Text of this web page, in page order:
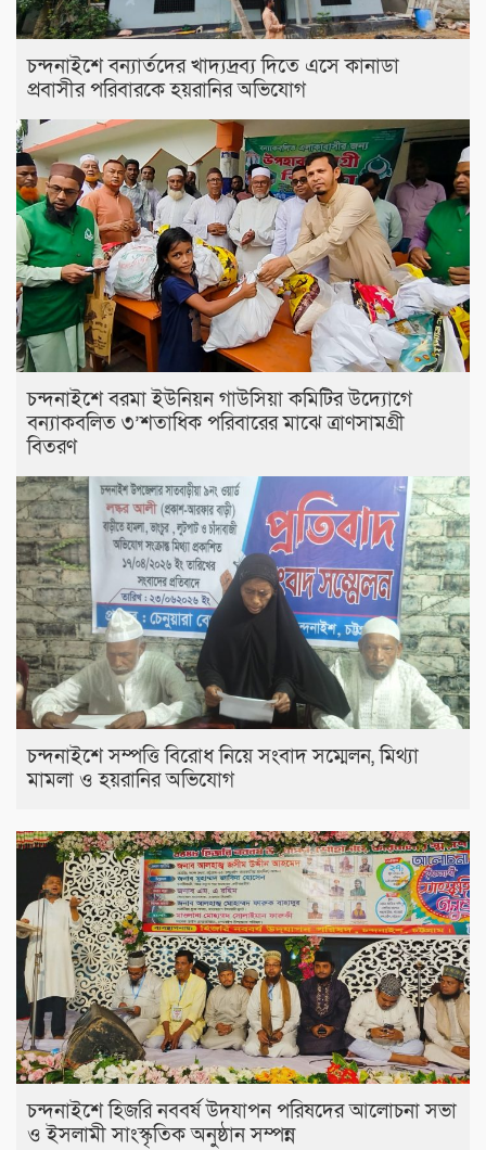
চন্দনাইশে বন্যার্তদের খাদ্যদ্রব্য দিতে এসে কানাডা
প্রবাসীর পরিবারকে হয়রানির অভিযোগ
চন্দনাইশে বরমা ইউনিয়ন গাউসিয়া কমিটির উদ্যোগে
বন্যাকবলিত ৩’শতাধিক পরিবারের মাঝে ত্রাণসামগ্রী
বিতরণ
চন্দনাইশে সম্পত্তি বিরোধ নিয়ে সংবাদ সম্মেলন, মিথ্যা
মামলা ও হয়রানির অভিযোগ
চন্দনাইশে হিজরি নববর্ষ উদযাপন পরিষদের আলোচনা সভা
ও ইসলামী সাংস্কৃতিক অনুষ্ঠান সম্পন্ন